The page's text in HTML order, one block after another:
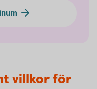
villkor för